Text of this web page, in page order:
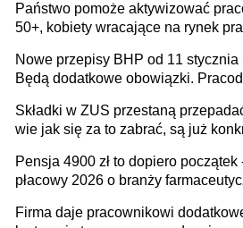
Państwo pomoże aktywizować
50+, kobiety wracające na rynek
osoby neuroatypowe. Powstanie
na rzecz Inkluzywności w
Nowe przepisy BHP od 11 stycznia
Będą dodatkowe obowiązki.
Składki w ZUS przestaną
wie jak się za to zabrać, są już
Pensja 4900 zł to dopiero początek
płacowy 2026 o branży
Firma daje pracownikowi